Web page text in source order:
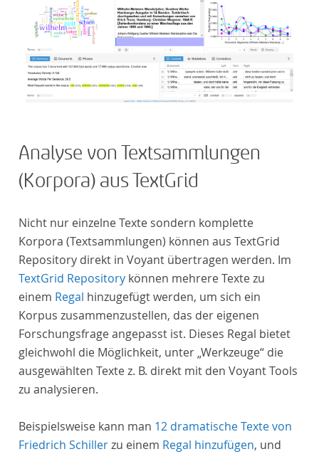
Analyse von Textsammlungen
(Korpora) aus TextGrid
Nicht nur einzelne Texte sondern komplette
Korpora (Textsammlungen) können aus TextGrid
Repository direkt in Voyant übertragen werden. Im
TextGrid Repository können mehrere Texte zu
einem Regal hinzugefügt werden, um sich ein
Korpus zusammenzustellen, das der eigenen
Forschungsfrage angepasst ist. Dieses Regal bietet
gleichwohl die Möglichkeit, unter „Werkzeuge“ die
ausgewählten Texte z. B. direkt mit den Voyant Tools
zu analysieren.
Beispielsweise kann man 12 dramatische Texte von
Friedrich Schillerzu einem Regal hinzufügen, und